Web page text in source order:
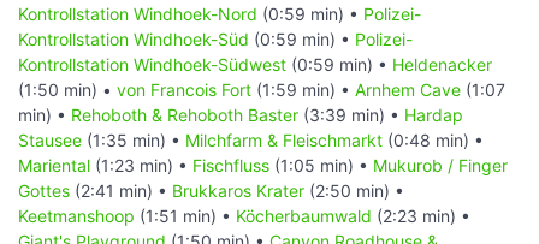
Kontrollstation Windhoek-Nord (0:59 min) • Polizei-
Kontrollstation Windhoek-Süd (0:59 min) • Polizei-
Kontrollstation Windhoek-Südwest (0:59 min) • Heldenacker
(1:50 min) • von Francois Fort (1:59 min) • Arnhem Cave (1:07
min) • Rehoboth & Rehoboth Baster (3:39 min) • Hardap
Stausee (1:35 min) • Milchfarm & Fleischmarkt (0:48 min) •
Mariental (1:23 min) • Fischfluss (1:05 min) • Mukurob / Finger
Gottes (2:41 min) • Brukkaros Krater (2:50 min) •
Keetmanshoop (1:51 min) • Köcherbaumwald (2:23 min) •